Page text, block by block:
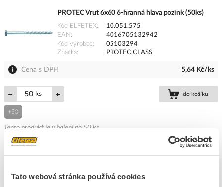
Tato webová stránka používá cookies
PROTEC Vrut 6x60 6-hranná hlava pozink (50ks)
Kód ELFETEX
10.051.575
EAN
4016705132942
Kód výrobce
05103294
Značka
PROTEC.CLASS
Cena s DPH 5,64 Kč/ks
ks do košíku
+50
Tento produkt je v balení po 50 ks
Přidat k porovnání